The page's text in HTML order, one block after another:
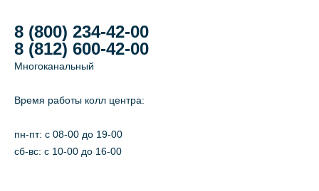
8 (800) 234-42-00
8 (812) 600-42-00
Многоканальный
Время работы колл центра:
пн-пт: c 08-00 до 19-00
сб-вс: с 10-00 до 16-00